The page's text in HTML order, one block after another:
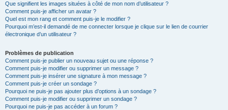
Que signifient les images situées à côté de mon nom d’utilisateur ?
Comment puis-je afficher un avatar ?
Quel est mon rang et comment puis-je le modifier ?
Pourquoi m’est-il demandé de me connecter lorsque je clique sur le lien de courrier
électronique d’un utilisateur ?
Problèmes de publication
Comment puis-je publier un nouveau sujet ou une réponse ?
Comment puis-je modifier ou supprimer un message ?
Comment puis-je insérer une signature à mon message ?
Comment puis-je créer un sondage ?
Pourquoi ne puis-je pas ajouter plus d’options à un sondage ?
Comment puis-je modifier ou supprimer un sondage ?
Pourquoi ne puis-je pas accéder à un forum ?